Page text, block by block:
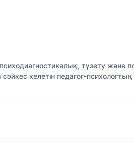
түзету
келетін педагог-психологтың